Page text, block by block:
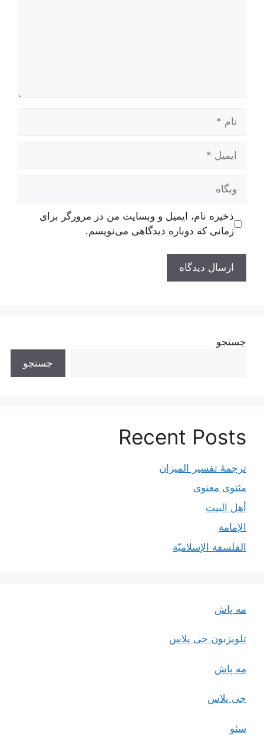
ایمیل
وبگاه
ذخیره نام، ایمیل و وبسایت من در مرورگر برای
زمانی که دوباره دیدگاهی می‌نویسم.
جستجو
جستجو
Recent Posts
ترجمۀ تفسیر المیزان
مثنوی معنوی
أهل البيت
الإمامة
الفلسفة الإسلاميّة
مه پاش
تلویزیون جی پلاس
مه پاش
جی پلاس
سئو